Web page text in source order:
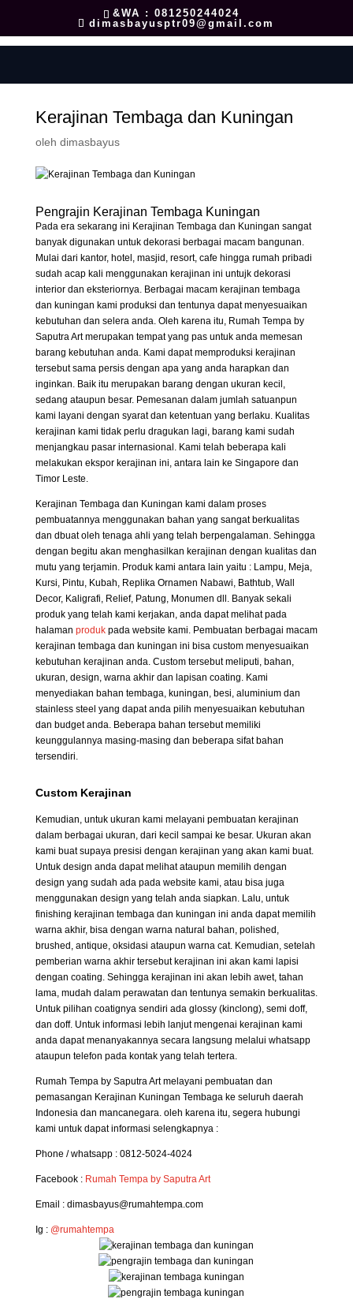
&WA : 081250244024
dimasbayusptr09@gmail.com
Kerajinan Tembaga dan Kuningan
oleh dimasbayus
Pengrajin Kerajinan Tembaga Kuningan
Pada era sekarang ini Kerajinan Tembaga dan Kuningan sangat
banyak digunakan untuk dekorasi berbagai macam bangunan.
Mulai dari kantor, hotel, masjid, resort, cafe hingga rumah pribadi
sudah acap kali menggunakan kerajinan ini untujk dekorasi
interior dan eksteriornya. Berbagai macam kerajinan tembaga
dan kuningan kami produksi dan tentunya dapat menyesuaikan
kebutuhan dan selera anda. Oleh karena itu, Rumah Tempa by
Saputra Art merupakan tempat yang pas untuk anda memesan
barang kebutuhan anda. Kami dapat memproduksi kerajinan
tersebut sama persis dengan apa yang anda harapkan dan
inginkan. Baik itu merupakan barang dengan ukuran kecil,
sedang ataupun besar. Pemesanan dalam jumlah satuanpun
kami layani dengan syarat dan ketentuan yang berlaku. Kualitas
kerajinan kami tidak perlu dragukan lagi, barang kami sudah
menjangkau pasar internasional. Kami telah beberapa kali
melakukan ekspor kerajinan ini, antara lain ke Singapore dan
Timor Leste.
Kerajinan Tembaga dan Kuningan kami dalam proses
pembuatannya menggunakan bahan yang sangat berkualitas
dan dbuat oleh tenaga ahli yang telah berpengalaman. Sehingga
dengan begitu akan menghasilkan kerajinan dengan kualitas dan
mutu yang terjamin. Produk kami antara lain yaitu : Lampu, Meja,
Kursi, Pintu, Kubah, Replika Ornamen Nabawi, Bathtub, Wall
Decor, Kaligrafi, Relief, Patung, Monumen dll. Banyak sekali
produk yang telah kami kerjakan, anda dapat melihat pada
halaman produkpada website kami. Pembuatan berbagai macam
kerajinan tembaga dan kuningan ini bisa custom menyesuaikan
kebutuhan kerajinan anda. Custom tersebut meliputi, bahan,
ukuran, design, warna akhir dan lapisan coating. Kami
menyediakan bahan tembaga, kuningan, besi, aluminium dan
stainless steel yang dapat anda pilih menyesuaikan kebutuhan
dan budget anda. Beberapa bahan tersebut memiliki
keunggulannya masing-masing dan beberapa sifat bahan
tersendiri.
Custom Kerajinan
Kemudian, untuk ukuran kami melayani pembuatan kerajinan
dalam berbagai ukuran, dari kecil sampai ke besar. Ukuran akan
kami buat supaya presisi dengan kerajinan yang akan kami buat.
Untuk design anda dapat melihat ataupun memilih dengan
design yang sudah ada pada website kami, atau bisa juga
menggunakan design yang telah anda siapkan. Lalu, untuk
finishing kerajinan tembaga dan kuningan ini anda dapat memilih
warna akhir, bisa dengan warna natural bahan, polished,
brushed, antique, oksidasi ataupun warna cat. Kemudian, setelah
pemberian warna akhir tersebut kerajinan ini akan kami lapisi
dengan coating. Sehingga kerajinan ini akan lebih awet, tahan
lama, mudah dalam perawatan dan tentunya semakin berkualitas.
Untuk pilihan coatignya sendiri ada glossy (kinclong), semi doff,
dan doff. Untuk informasi lebih lanjut mengenai kerajinan kami
anda dapat menanyakannya secara langsung melalui whatsapp
ataupun telefon pada kontak yang telah tertera.
Rumah Tempa by Saputra Art melayani pembuatan dan
pemasangan Kerajinan Kuningan Tembaga ke seluruh daerah
Indonesia dan mancanegara. oleh karena itu, segera hubungi
kami untuk dapat informasi selengkapnya :
Phone / whatsapp : 0812-5024-4024
Facebook : Rumah Tempa by Saputra Art
Email : dimasbayus@rumahtempa.com
Ig : @rumahtempa